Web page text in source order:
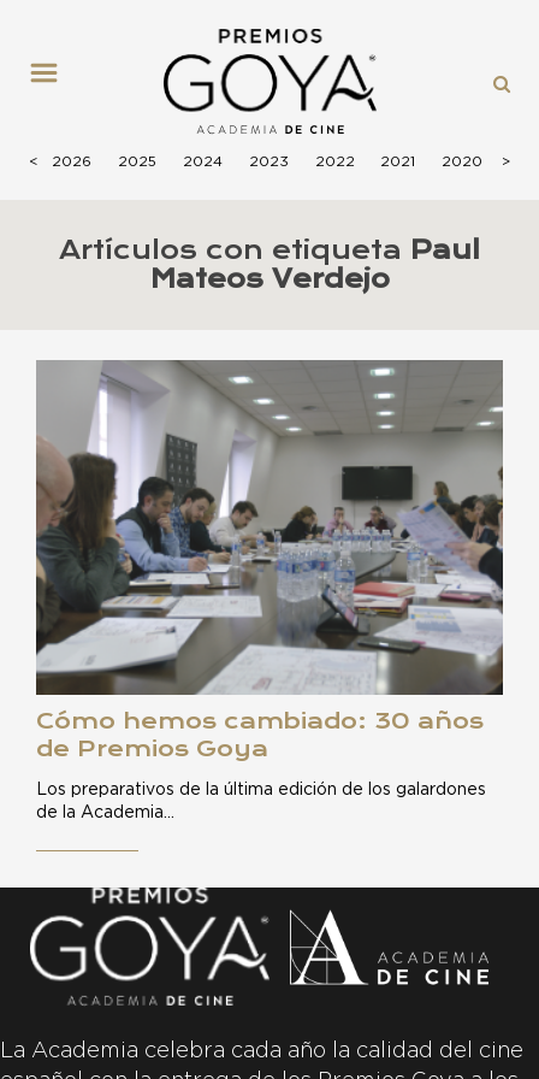
< 2026 2025 2024 2023 2022 2021 2020 >
Artículos con etiqueta Paul
Mateos Verdejo
Cómo hemos cambiado: 30 años
de Premios Goya
Los preparativos de la última edición de los galardones
de la Academia…
La Academia celebra cada año la calidad del cine